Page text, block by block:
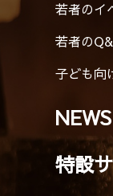
若者のイ
若者の
子ども向
NEWS
特設